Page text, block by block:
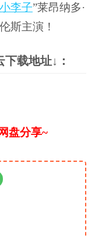
小李子”莱昂纳多·
斯主演！
下载地址↓：
盘分享~